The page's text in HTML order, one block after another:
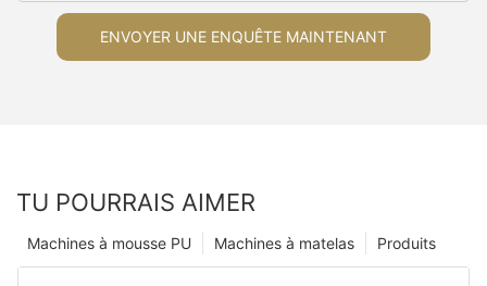
ENVOYER UNE ENQUÊTE MAINTENANT
TU POURRAIS AIMER
Produits
Machines à matelas
Machines à mousse PU